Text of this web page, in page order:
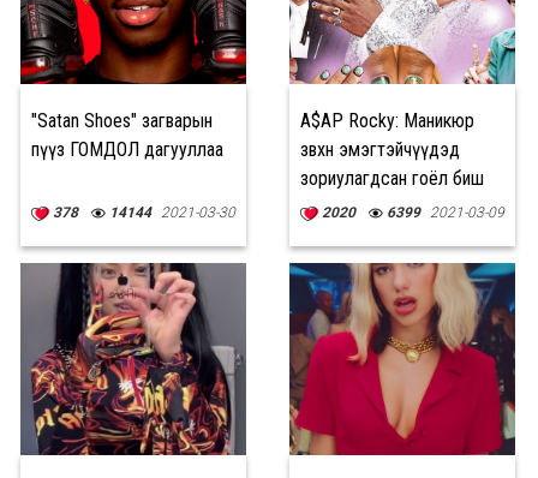
"Satan Shoes" загварын
пүүз ГОМДОЛ дагууллаа
378 14144 2021-03-30
A$AP Rocky: Маникюр
зөвхөн эмэгтэйчүүдэд
зориулагдсан гоёл биш
2020 6399 2021-03-09